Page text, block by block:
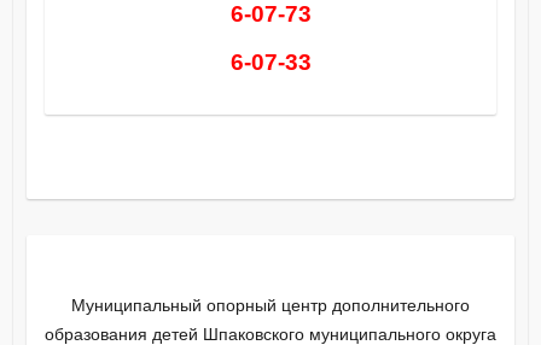
6-07-73
6-07-33
Муниципальный опорный центр дополнительного
образования детей Шпаковского муниципального округа